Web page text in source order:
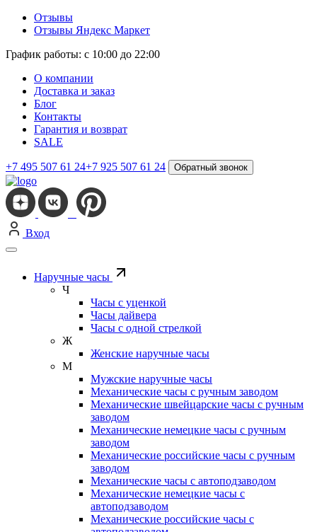
Отзывы
Отзывы Яндекс Маркет
График работы: с 10:00 до 22:00
О компании
Доставка и заказ
Блог
Контакты
Гарантия и возврат
SALE
+7 495 507 61 24+7 925 507 61 24 Обратный звонок
Вход
Наручные часы
Ч
Часы с уценкой
Часы дайвера
Часы с одной стрелкой
Ж
Женские наручные часы
М
Мужские наручные часы
Механические часы с ручным заводом
Механические швейцарские часы с ручным
заводом
Механические немецкие часы с ручным
заводом
Механические российские часы с ручным
заводом
Механические часы с автоподзаводом
Механические немецкие часы с
автоподзаводом
Механические российские часы с